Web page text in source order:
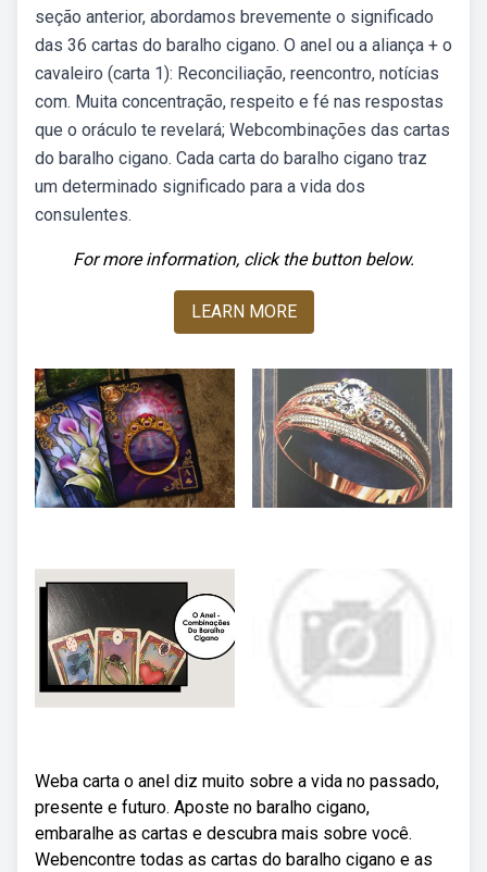
seção anterior, abordamos brevemente o significado
das 36 cartas do baralho cigano. O anel ou a aliança + o
cavaleiro (carta 1): Reconciliação, reencontro, notícias
com. Muita concentração, respeito e fé nas respostas
que o oráculo te revelará; Webcombinações das cartas
do baralho cigano. Cada carta do baralho cigano traz
um determinado significado para a vida dos
consulentes.
For more information, click the button below.
LEARN MORE
Weba carta o anel diz muito sobre a vida no passado,
presente e futuro. Aposte no baralho cigano,
embaralhe as cartas e descubra mais sobre você.
Webencontre todas as cartas do baralho cigano e as